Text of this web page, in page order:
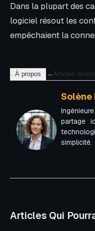
Dans la plupart des
logiciel résout les
empêchaient la
À propos Articles
Solène
partage
simplicité.
Articles Qui